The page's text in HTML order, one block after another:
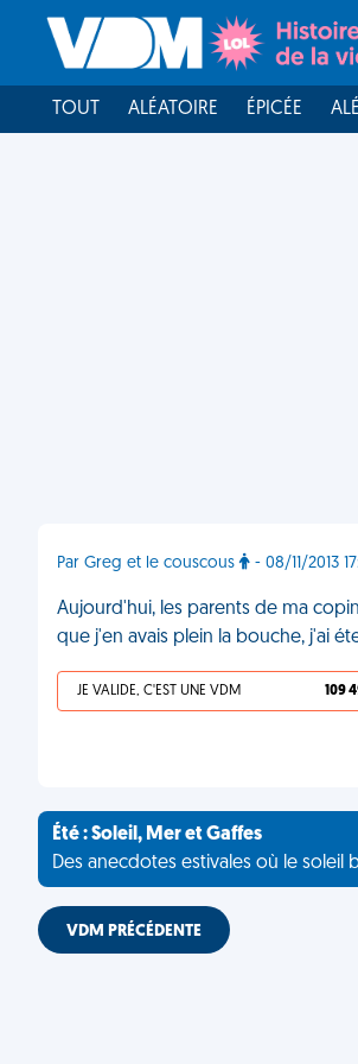
TOUT ALÉATOIRE ÉPICÉE
Par Greg et le couscous - 08/11/2013
Aujourd'hui, les parents de ma
que j'en avais plein la bouche, j'ai
JE VALIDE, C'EST UNE VDM 109
Été : Soleil, Mer et Gaffes
Des anecdotes estivales où le soleil
VDM PRÉCÉDENTE